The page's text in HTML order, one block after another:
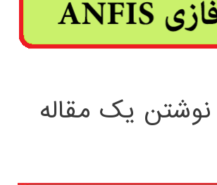
یک مقاله